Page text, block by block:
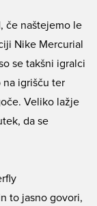
če naštejemo le
Nike Mercurial
se takšni igralci
na igrišču ter
Veliko lažje
da se
to jasno govori,